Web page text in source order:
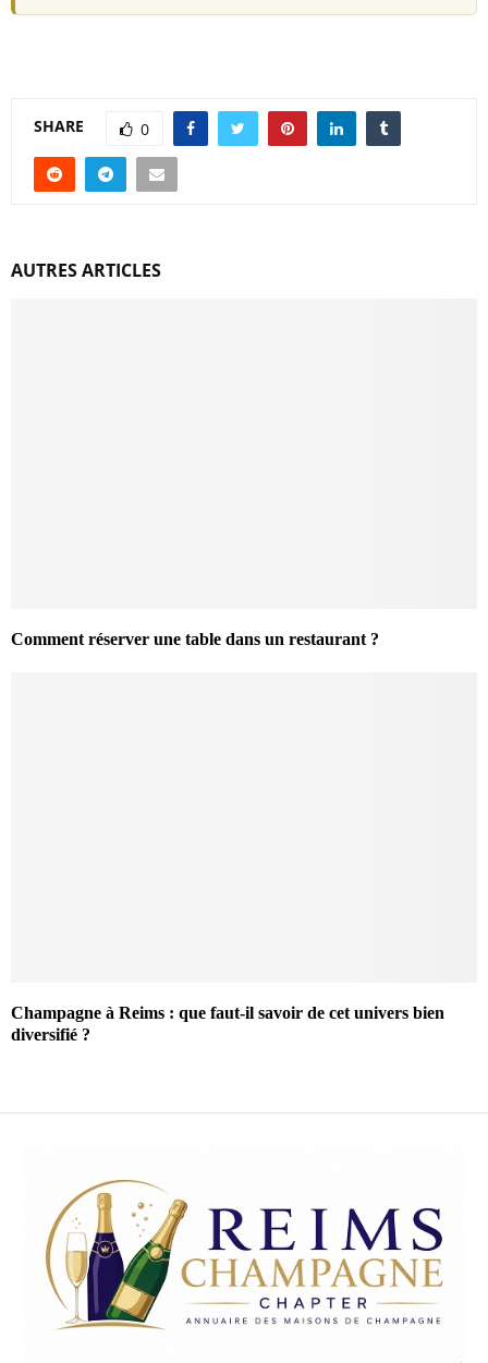
SHARE 0
AUTRES ARTICLES
Comment réserver une table dans un restaurant ?
Champagne à Reims : que faut-il savoir de cet univers bien
diversifié ?